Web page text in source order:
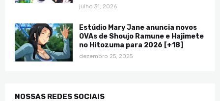
julho 31, 2026
Estúdio Mary Jane anuncia novos
OVAs de Shoujo Ramune e Hajimete
no Hitozuma para 2026 [+18]
dezembro 25, 2025
NOSSAS REDES SOCIAIS